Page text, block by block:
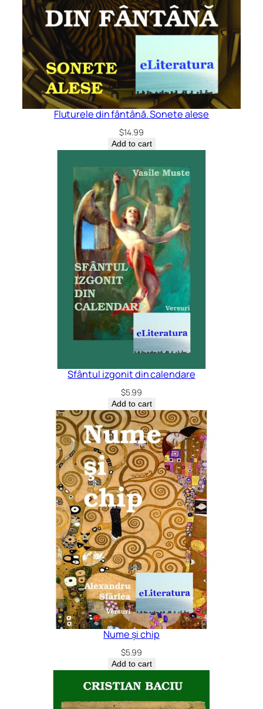
Fluturele din fântână. Sonete alese
$14.99
Add to cart
Sfântul izgonit din calendare
$5.99
Add to cart
Nume și chip
$5.99
Add to cart